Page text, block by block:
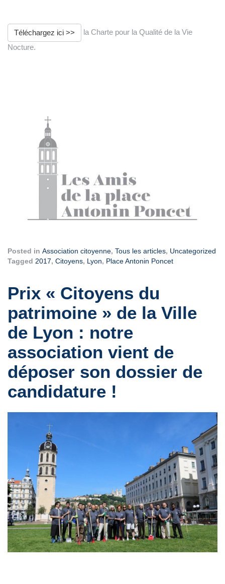
Téléchargez ici >>
la Charte pour la Qualité de la Vie
Nocture.
Posted in Association citoyenne, Tous les articles, Uncategorized
Tagged 2017, Citoyens, Lyon, Place Antonin Poncet
Prix « Citoyens du
patrimoine » de la Ville
de Lyon : notre
association vient de
déposer son dossier de
candidature !